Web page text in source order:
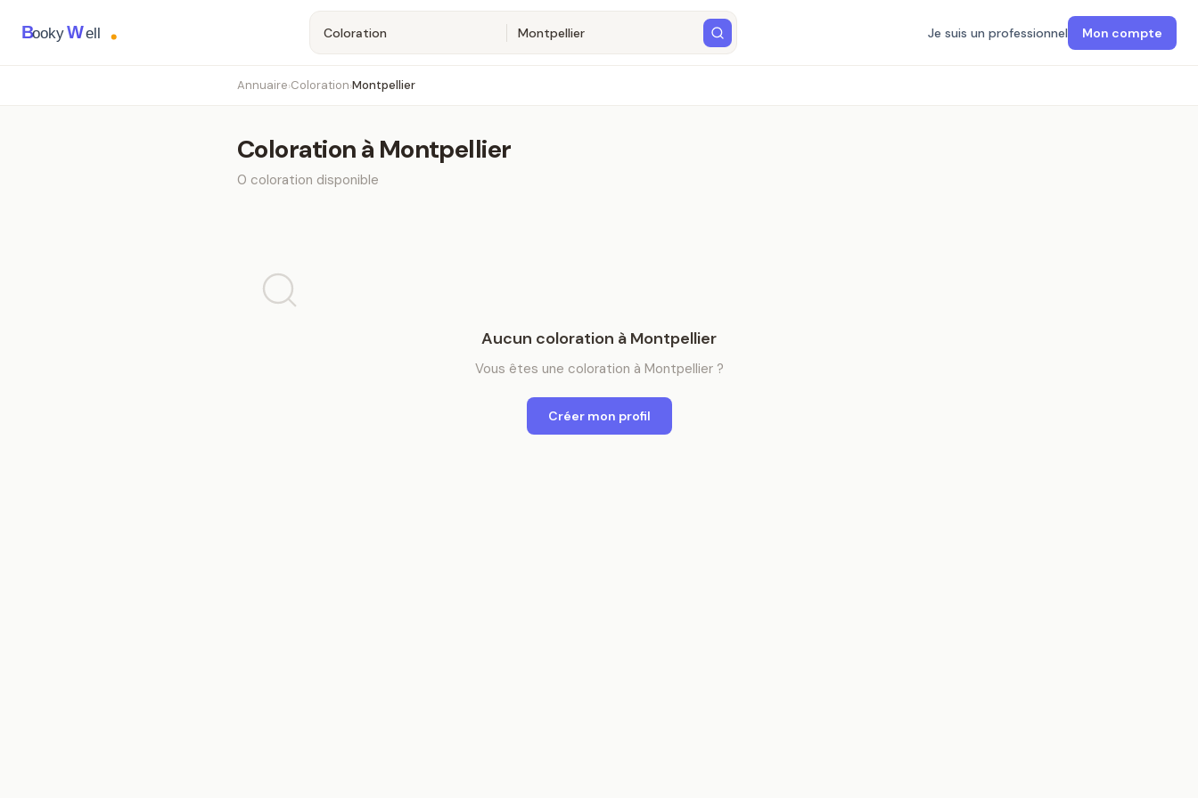
BookyWell Je suis un professionnel Mon compte
Annuaire›Coloration›Montpellier
Colorationà Montpellier
0 coloration disponible
Aucun coloration à Montpellier
Vous êtes une coloration à Montpellier?
Créer mon profil